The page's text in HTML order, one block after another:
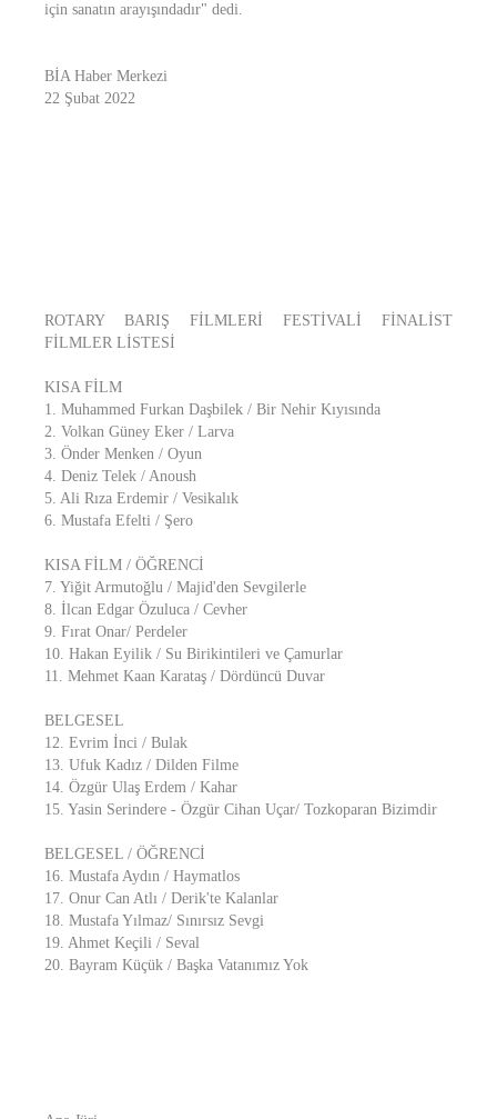
için sanatın arayışındadır" dedi.
BİA Haber Merkezi
22 Şubat 2022
ROTARY BARIŞ FİLMLERİ FESTİVALİ FİNALİST
FİLMLER LİSTESİ
KISA FİLM
1. Muhammed Furkan Daşbilek / Bir Nehir Kıyısında
2. Volkan Güney Eker / Larva
3. Önder Menken / Oyun
4. Deniz Telek / Anoush
5. Ali Rıza Erdemir / Vesikalık
6. Mustafa Efelti / Şero
KISA FİLM / ÖĞRENCİ
7. Yiğit Armutoğlu / Majid'den Sevgilerle
8. İlcan Edgar Özuluca / Cevher
9. Fırat Onar/ Perdeler
10. Hakan Eyilik / Su Birikintileri ve Çamurlar
11. Mehmet Kaan Karataş / Dördüncü Duvar
BELGESEL
12. Evrim İnci / Bulak
13. Ufuk Kadız / Dilden Filme
14. Özgür Ulaş Erdem / Kahar
15. Yasin Serindere - Özgür Cihan Uçar/ Tozkoparan Bizimdir
BELGESEL / ÖĞRENCİ
16. Mustafa Aydın / Haymatlos
17. Onur Can Atlı / Derik'te Kalanlar
18. Mustafa Yılmaz/ Sınırsız Sevgi
19. Ahmet Keçili / Seval
20. Bayram Küçük / Başka Vatanımız Yok